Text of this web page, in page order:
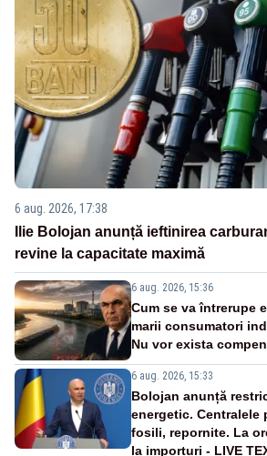
6 aug. 2026, 17:38
Ilie Bolojan anunță ieftinirea
revine la capacitate maximă
6 aug. 2026, 15:36
Cum se va întrerupe
marii consumatori
Nu vor exista
6 aug. 2026, 15:33
Bolojan anunță
energetic. Centralele
fosili, repornite. La
la importuri - LIVE